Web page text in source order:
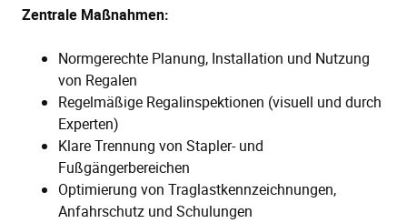
Zentrale Maßnahmen:
Normgerechte Planung, Installation und Nutzung
von Regalen
Regelmäßige Regalinspektionen (visuell und durch
Experten)
Klare Trennung von Stapler- und
Fußgängerbereichen
Optimierung von Traglastkennzeichnungen,
Anfahrschutz und Schulungen